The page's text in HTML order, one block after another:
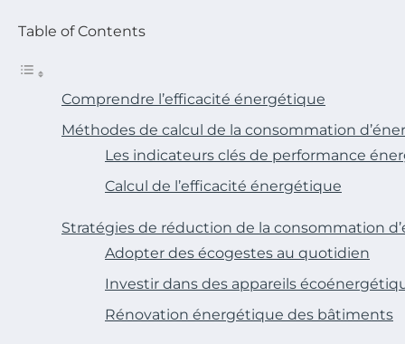
Table of Contents
Comprendre l’efficacité énergétique
Méthodes de calcul de la consommation
Les indicateurs clés de performance
Calcul de l’efficacité énergétique
Stratégies de réduction de la consommation
Adopter des écogestes au quotidien
Investir dans des appareils
Rénovation énergétique des bâtiments